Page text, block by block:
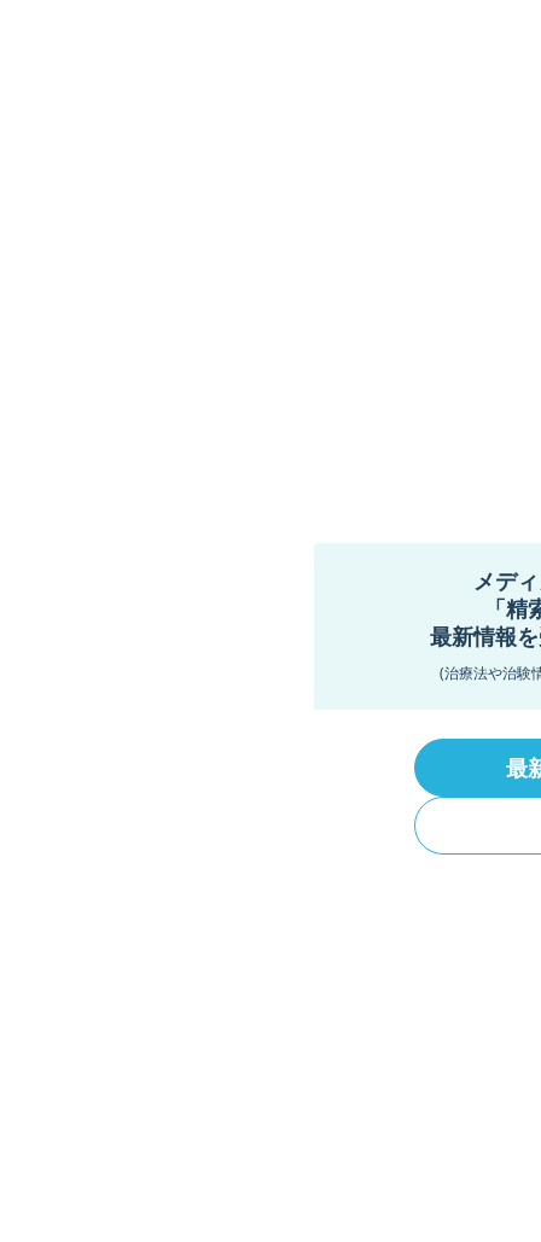
メデ
「
最新情報
(治療法や治験
最